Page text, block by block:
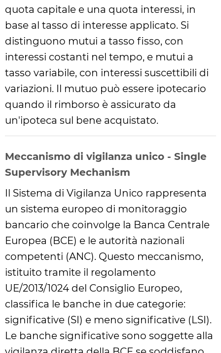
quota capitale e una quota interessi, in
base al tasso di interesse applicato. Si
distinguono mutui a tasso fisso, con
interessi costanti nel tempo, e mutui a
tasso variabile, con interessi suscettibili di
variazioni. Il mutuo può essere ipotecario
quando il rimborso è assicurato da
un'ipoteca sul bene acquistato.
Meccanismo di vigilanza unico - Single
Supervisory Mechanism
Il Sistema di Vigilanza Unico rappresenta
un sistema europeo di monitoraggio
bancario che coinvolge la Banca Centrale
Europea (BCE) e le autorità nazionali
competenti (ANC). Questo meccanismo,
istituito tramite il regolamento
UE/2013/1024 del Consiglio Europeo,
classifica le banche in due categorie:
significative (SI) e meno significative (LSI).
Le banche significative sono soggette alla